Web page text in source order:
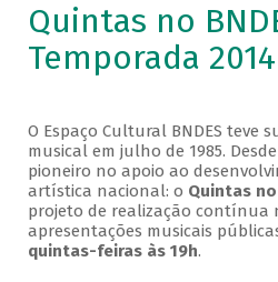
Quintas no
Temporada 2014
O Espaço Cultural BNDES teve
musical em julho de 1985.
pioneiro no apoio ao
artística nacional: o Quintas no
projeto de realização contínua
apresentações musicais
quintas-feiras às 19h.